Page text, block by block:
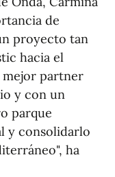
de
proyecto tan
hacia el
mejor partner
y con un
parque
y consolidarlo
ha